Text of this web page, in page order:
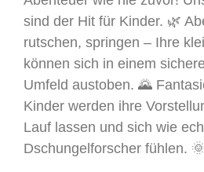
sind der Hit für Kinder. 🌿
rutschen, springen – Ihre
können sich in einem
Umfeld austoben. 🌄
Kinder werden ihre
Lauf lassen und sich wie
Dschungelforscher fühlen. 🌞